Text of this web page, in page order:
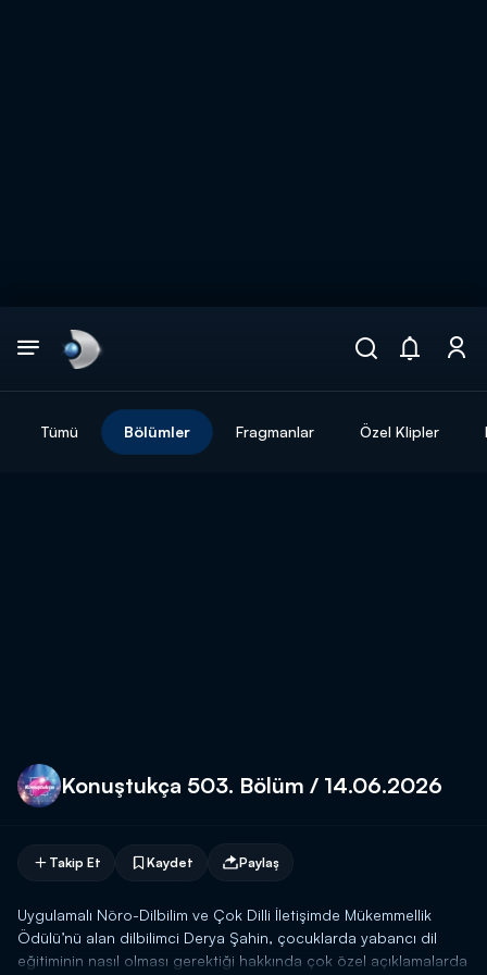
Tümü Bölümler Fragmanlar Özel Klipler
Konuştukça 503. Bölüm / 14.06.2026
Takip Et Kaydet Paylaş
Uygulamalı Nöro-Dilbilim ve Çok Dilli İletişimde Mükemmellik
Ödülü’nü alan dilbilimci Derya Şahin, çocuklarda yabancı dil
eğitiminin nasıl olması gerektiği hakkında çok özel açıklamalarda